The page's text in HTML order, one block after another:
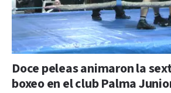
Doce peleas animaron la
boxeo en el club Palma